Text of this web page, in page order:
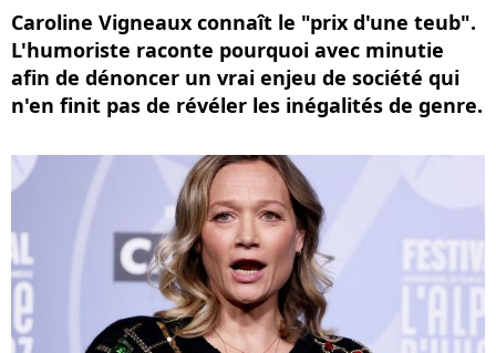
Caroline Vigneaux connaît le "prix d'une teub".
L'humoriste raconte pourquoi avec minutie
afin de dénoncer un vrai enjeu de société qui
n'en finit pas de révéler les inégalités de genre.